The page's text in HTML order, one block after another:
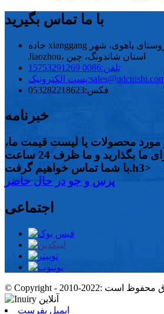
با ما تماس بگیرید
جاده xianggang جنوبی، روستای یاهوی، شهر Jiaoxi، شهر
Jiaozhou، استان شاندونگ، چین
تلفن:0086 15753291269
پست الکترونیک:
فکس:053282218623
خبرنامه
محصولات یا لیست قیمت ما،
لطفا ایمیل خود را برای ما بگذارید و ما ظرف 24 ساعت
با شما تماس خواهیم گرفت.h3>
پرس و جو در حال حاضر
اجتماعی
ایمیل بفرست